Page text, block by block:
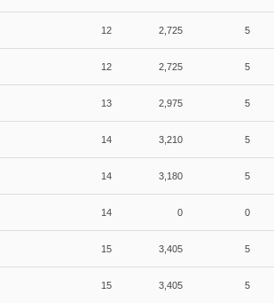
12 2,725 5
12 2,725 5
13 2,975 5
14 3,210 5
14 3,180 5
14 0 0
15 3,405 5
15 3,405 5